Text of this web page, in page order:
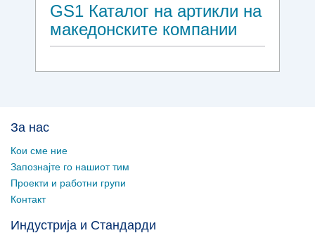
GS1 Каталог на артикли на
македонските компании
За нас
Кои сме ние
Запознајте го нашиот тим
Проекти и работни групи
Контакт
Индустрија и Стандарди